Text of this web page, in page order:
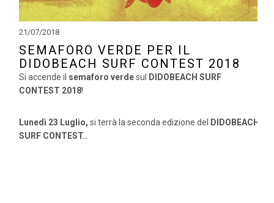
21/07/2018
SEMAFORO VERDE PER IL
DIDOBEACH SURF CONTEST 2018
Si accende il semaforo verdesul
DIDOBEACH SURF
CONTEST 2018!
Lunedì 23 Luglio, si terrà la seconda edizione del
DIDOBEACH
SURF CONTEST..